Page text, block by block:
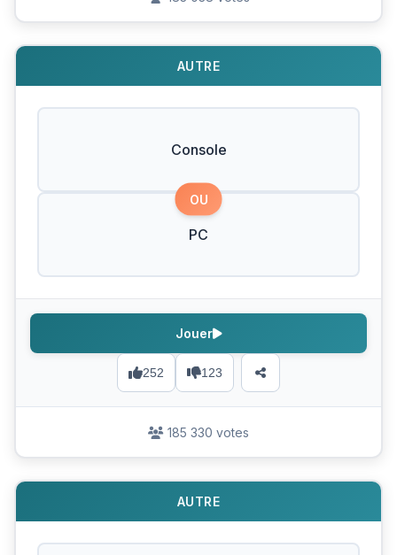
AUTRE
Console
OU
PC
252 123
Jouer
185 330 votes
AUTRE